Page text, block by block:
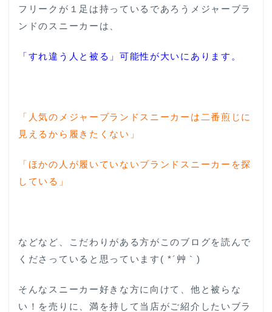
フリークが１足は持っているであろうメジャーブラ
ンドのスニーカーは、
「すれ違う人と被る」可能性が大いにあります。
「人気のメジャーブランドスニーカーは二番煎じに
見えるから履きたくない」
「ほかの人 が履いていないブランドスニーカーを探
している」
などなど、こだわりがある方がこのブログを読んで
くださっていると思っています( *´艸｀)
そんなスニーカー好きな方に向けて、他と被らな
い！を売りに、満を持して当店がご紹介したいブラ